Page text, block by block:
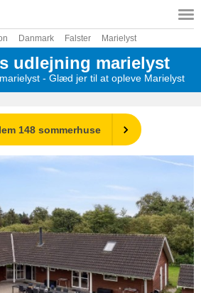
Danmark Falster Marielyst
udlejning marielyst
- Glæd jer til at opleve Marielyst
148 sommerhuse